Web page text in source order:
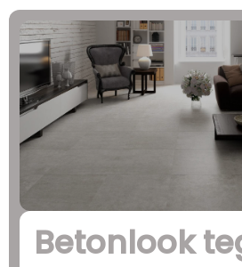
Betonlook